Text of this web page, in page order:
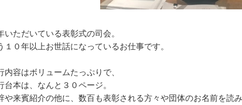
いただいている表彰式の司会。
１０年以上お世話になっているお仕事です。
内容はボリュームたっぷりで、
台本は、なんと３０ページ。
や来賓紹介の他に、数百も表彰される方々や団体のお名前を読み